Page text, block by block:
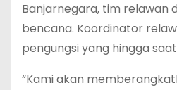
Banjarnegara, tim relawan
bencana. Koordinator
pengungsi yang hingga
“Kami akan